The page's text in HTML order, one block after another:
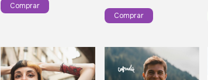
Comprar
Comprar